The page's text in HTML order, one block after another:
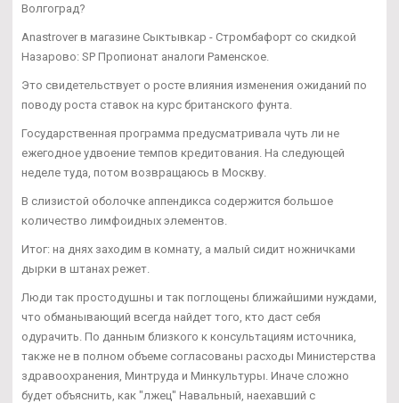
Волгоград?
Anastrover в магазине Сыктывкар - Стромбафорт со скидкой
Назарово: SP Пропионат аналоги Раменское.
Это свидетельствует о росте влияния изменения ожиданий по
поводу роста ставок на курс британского фунта.
Государственная программа предусматривала чуть ли не
ежегодное удвоение темпов кредитования. На следующей
неделе туда, потом возвращаюсь в Москву.
В слизистой оболочке аппендикса содержится большое
количество лимфоидных элементов.
Итог: на днях заходим в комнату, а малый сидит ножничками
дырки в штанах режет.
Люди так простодушны и так поглощены ближайшими нуждами,
что обманывающий всегда найдет того, кто даст себя
одурачить. По данным близкого к консультациям источника,
также не в полном объеме согласованы расходы Министерства
здравоохранения, Минтруда и Минкультуры. Иначе сложно
будет объяснить, как "лжец" Навальный, наехавший с